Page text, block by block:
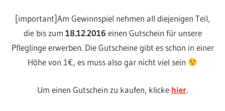
[important]Am Gewinnspiel nehmen all diejenigen Teil,
die bis zum 18.12.2016 einen Gutschein für unsere
Pfleglinge erwerben. Die Gutscheine gibt es schon in einer
Höhe von 1€, es muss also gar nicht viel sein
Um einen Gutschein zu kaufen, klicke hier.